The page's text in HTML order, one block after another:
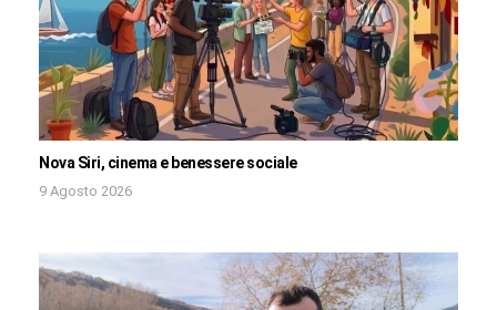
Nova Siri, cinema e benessere sociale
9 Agosto 2026